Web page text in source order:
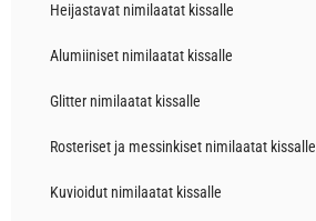
Heijastavat nimilaatat kissalle
Alumiiniset nimilaatat kissalle
Glitter nimilaatat kissalle
Rosteriset ja messinkiset nimilaatat kissalle
Kuvioidut nimilaatat kissalle